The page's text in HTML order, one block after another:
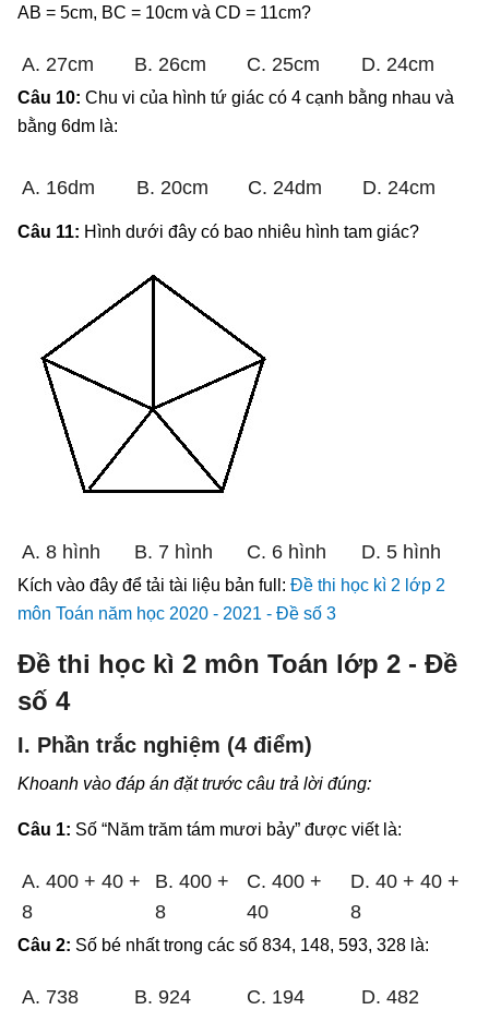
AB = 5cm, BC = 10cm và CD = 11cm?
A. 27cm B. 26cm C. 25cm D. 24cm
Câu 10: Chu vi của hình tứ giác có 4 cạnh bằng nhau và
bằng 6dm là:
A. 16dm B. 20cm C. 24dm D. 24cm
Câu 11: Hình dưới đây có bao nhiêu hình tam giác?
A. 8 hình B. 7 hình C. 6 hình D. 5 hình
Kích vào đây để tải tài liệu bản full: Đề thi học kì 2 lớp 2
môn Toán năm học 2020 - 2021 - Đề số 3
Đề thi học kì 2 môn Toán lớp 2 - Đề
số 4
I. Phần trắc nghiệm (4 điểm)
Khoanh vào đáp án đặt trước câu trả lời đúng:
Câu 1: Số “Năm trăm tám mươi bảy” được viết là:
A. 400 + 40 +
8
B. 400 +
8
C. 400 +
40
D. 40 + 40 +
8
Câu 2: Số bé nhất trong các số 834, 148, 593, 328 là:
A. 738 B. 924 C. 194 D. 482